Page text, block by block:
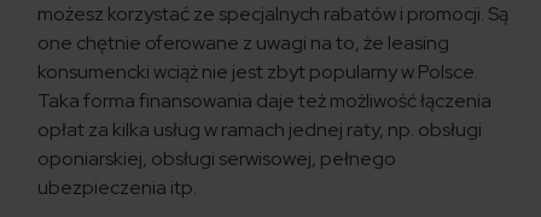
możesz korzystać ze specjalnych rabatów i promocji. Są
one chętnie oferowane z uwagi na to, że leasing
konsumencki wciąż nie jest zbyt popularny w Polsce.
Taka forma finansowania daje też możliwość łączenia
opłat za kilka usług w ramach jednej raty, np. obsługi
oponiarskiej, obsługi serwisowej, pełnego
ubezpieczenia itp.